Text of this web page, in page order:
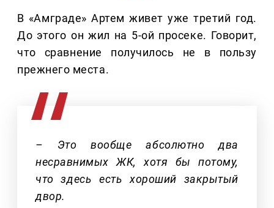
В «Амграде» Артем живет уже третий год.
До этого он жил на 5-ой просеке. Говорит,
что сравнение получилось не в пользу
прежнего места.
– Это вообще абсолютно два
несравнимых ЖК, хотя бы потому,
что здесь есть хороший закрытый
двор.